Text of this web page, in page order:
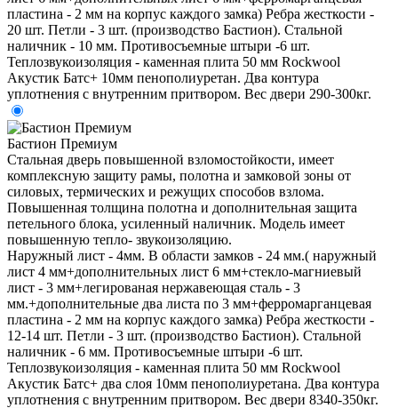
пластина - 2 мм на корпус каждого замка) Ребра жесткости -
20 шт. Петли - 3 шт. (производство Бастион). Стальной
наличник - 10 мм. Противосъемные штыри -6 шт.
Теплозвукоизоляция - каменная плита 50 мм Rockwool
Акустик Батс+ 10мм пенополиуретан. Два контура
уплотнения с внутренним притвором. Вес двери 290-300кг.
Бастион Премиум
Стальная дверь повышенной взломостойкости, имеет
комплексную защиту рамы, полотна и замковой зоны от
силовых, термических и режущих способов взлома.
Повышенная толщина полотна и дополнительная защита
петельного блока, усиленный наличник. Модель имеет
повышенную тепло- звукоизоляцию.
Наружный лист - 4мм. В области замков - 24 мм.( наружный
лист 4 мм+дополнительных лист 6 мм+стекло-магниевый
лист - 3 мм+легированая нержавеющая сталь - 3
мм.+дополнительные два листа по 3 мм+ферромарганцевая
пластина - 2 мм на корпус каждого замка) Ребра жесткости -
12-14 шт. Петли - 3 шт. (производство Бастион). Стальной
наличник - 6 мм. Противосъемные штыри -6 шт.
Теплозвукоизоляция - каменная плита 50 мм Rockwool
Акустик Батс+ два слоя 10мм пенополиуретана. Два контура
уплотнения с внутренним притвором. Вес двери 8340-350кг.